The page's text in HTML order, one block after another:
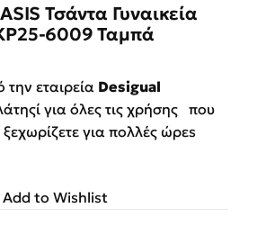
Τσάντα Γυναικεία
6009 Ταμπά
price was: €90.00.
την εταιρεία Desigual
για όλες τις χρήσης που
για πολλές ώρεs
Add to Wishlist